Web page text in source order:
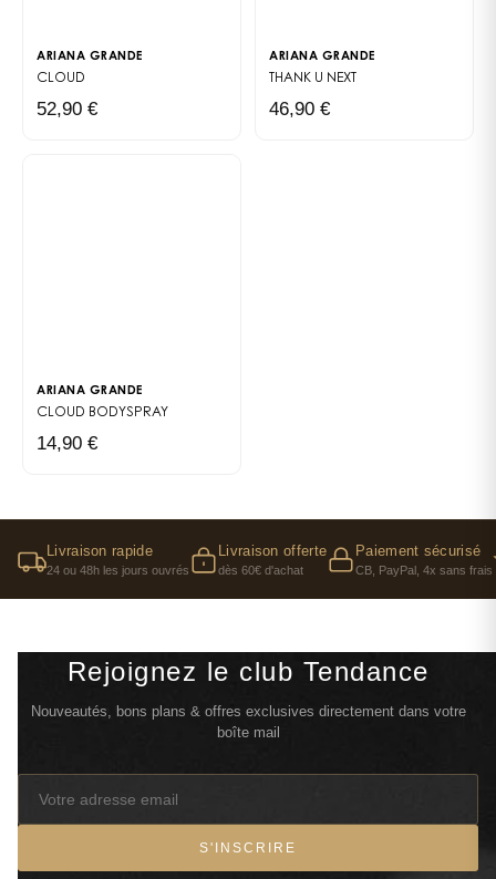
ARIANA GRANDE
CLOUD
52,90 €
ARIANA GRANDE
THANK U NEXT
46,90 €
ARIANA GRANDE
CLOUD BODYSPRAY
14,90 €
Livraison rapide
24 ou 48h les jours ouvrés
Livraison offerte
dès 60€ d'achat
Paiement sécurisé
CB, PayPal, 4x sans frais
Rejoignez le club Tendance
Nouveautés, bons plans & offres exclusives directement dans votre
boîte mail
S'INSCRIRE